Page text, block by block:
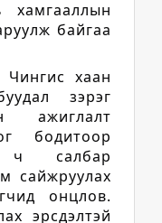
хамгааллын
байгаа
Чингис хаан
зэрэг
ажиглалт
бодитоор
ч салбар
сайжруулах
онцлов.
эрсдэлтэй